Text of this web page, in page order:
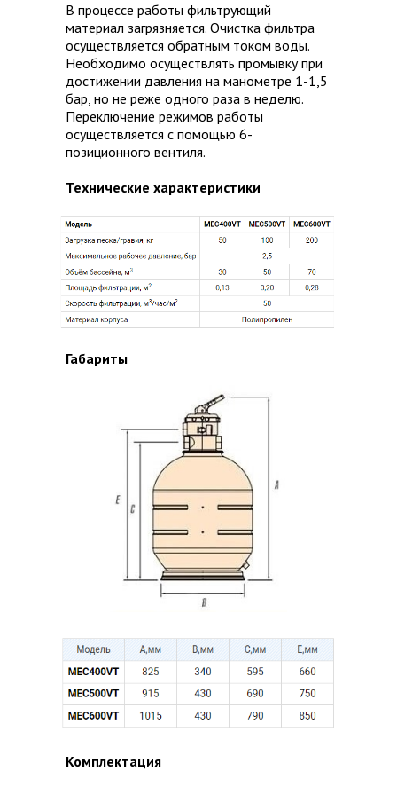
В процессе работы фильтрующий
материал загрязняется. Очистка фильтра
осуществляется обратным током воды.
Необходимо осуществлять промывку при
достижении давления на манометре 1-1,5
бар, ​но не реже одного раза в неделю.
Переключение режимов работы
осуществляется с помощью 6-
позиционного вентиля.
Технические характеристики
Габариты
Комплектация